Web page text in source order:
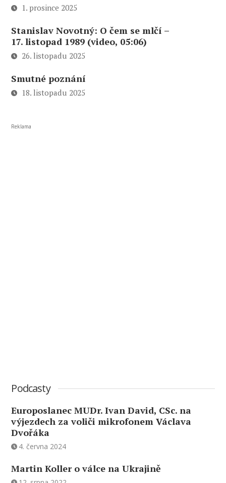
1. prosince 2025
Stanislav Novotný: O čem se mlčí –
17. listopad 1989 (video, 05:06)
26. listopadu 2025
Smutné poznání
18. listopadu 2025
Reklama
Podcasty
Europoslanec MUDr. Ivan David, CSc. na
výjezdech za voliči mikrofonem Václava
Dvořáka
4. června 2024
Martin Koller o válce na Ukrajině